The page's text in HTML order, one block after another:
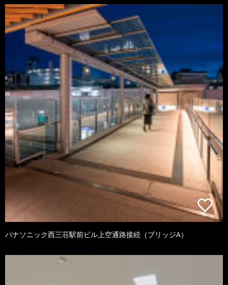
パナソニック西三荘駅前ビル上空通路接続（ブリッジA）